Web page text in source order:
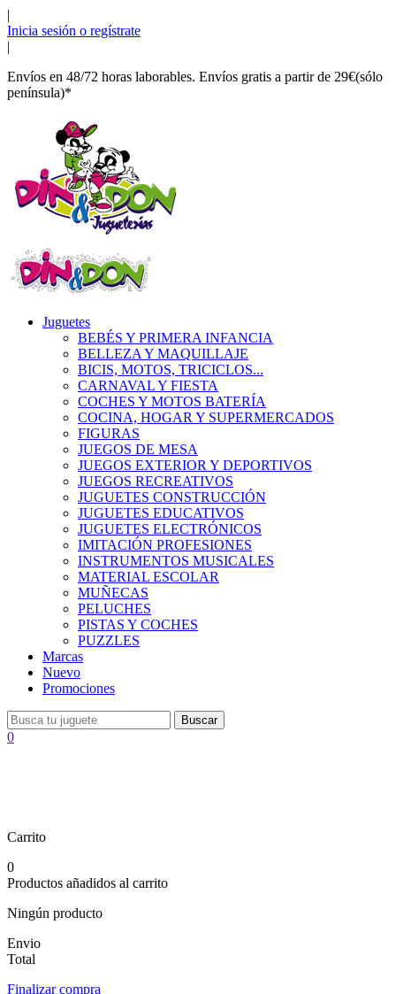
|
Inicia sesión o regístrate
|
Envíos en 48/72 horas laborables. Envíos gratis a partir de 29€(sólo
península)*
Juguetes
BEBÉS Y PRIMERA INFANCIA
BELLEZA Y MAQUILLAJE
BICIS, MOTOS, TRICICLOS...
CARNAVAL Y FIESTA
COCHES Y MOTOS BATERÍA
COCINA, HOGAR Y SUPERMERCADOS
FIGURAS
JUEGOS DE MESA
JUEGOS EXTERIOR Y DEPORTIVOS
JUEGOS RECREATIVOS
JUGUETES CONSTRUCCIÓN
JUGUETES EDUCATIVOS
JUGUETES ELECTRÓNICOS
IMITACIÓN PROFESIONES
INSTRUMENTOS MUSICALES
MATERIAL ESCOLAR
MUÑECAS
PELUCHES
PISTAS Y COCHES
PUZZLES
Marcas
Nuevo
Promociones
Buscar
0
Carrito
0
Productos añadidos al carrito
Ningún producto
Envio
Total
Finalizar compra